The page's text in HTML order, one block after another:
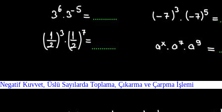
Negatif Kuvvet, Üslü Sayılarda Toplama, Çıkarma ve Çarpma İşlemi